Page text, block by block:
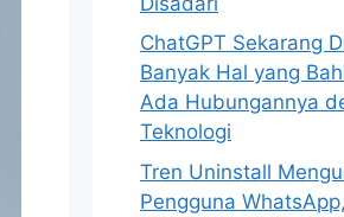
ChatGPT Sekarang
Banyak Hal yang
Ada Hubungannya
Teknologi
Tren Uninstall
Pengguna